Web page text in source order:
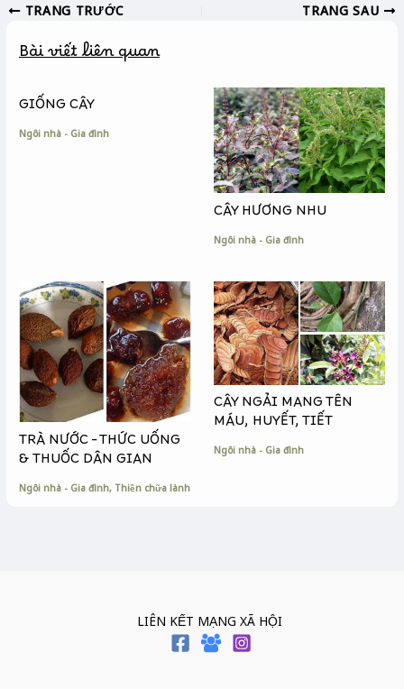
e
o
k
s
n
e
y
i
TRANG TRƯỚC TRANG SAU
Bài viết liên quan
GIỐNG CÂY
Ngôi nhà - Gia đình
CÂY HƯƠNG NHU
Ngôi nhà - Gia đình
TRÀ NƯỚC – THỨC UỐNG
& THUỐC DÂN GIAN
Ngôi nhà - Gia đình, Thiền chữa lành
CÂY NGẢI MANG TÊN
MÁU, HUYẾT, TIẾT
Ngôi nhà - Gia đình
LIÊN KẾT MẠNG XÃ HỘI